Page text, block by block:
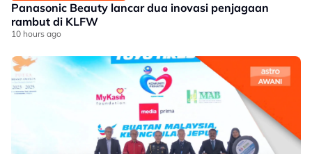
Panasonic Beauty lancar dua inovasi penjagaan
rambut di KLFW
10 hours ago